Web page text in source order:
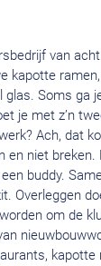
van
kapotte
glas. Soms ga
je met z’n
Ach, dat
en niet
buddy.
Overleggen
om de